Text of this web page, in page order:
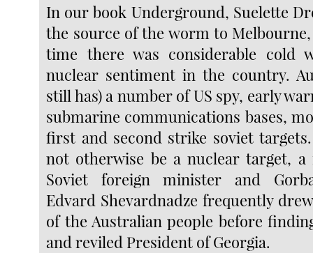
In our book Underground, Suelette
the source of the worm to
time there was considerable cold
nuclear sentiment in the country.
still has) a number of US spy, early
submarine communications bases,
first and second strike soviet
not otherwise be a nuclear target, a
Soviet foreign minister and
Edvard Shevardnadze frequently
of the Australian people before
and reviled President of Georgia.